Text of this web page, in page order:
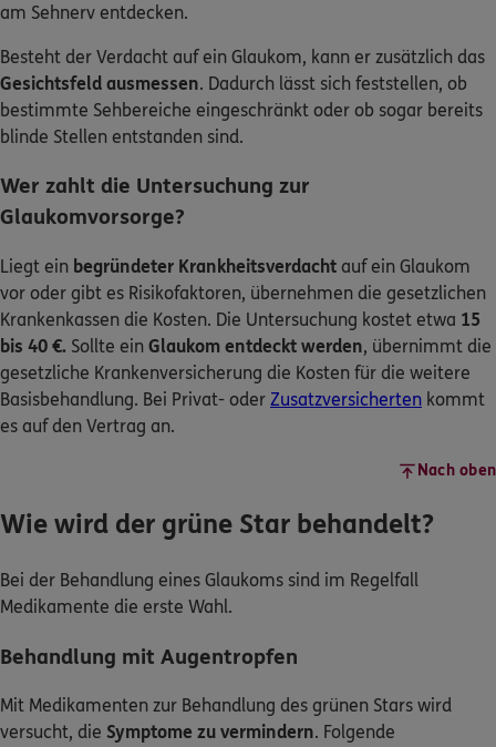
am Sehnerv entdecken.
Besteht der Verdacht auf ein Glaukom, kann er zusätzlich das
Gesichtsfeld ausmessen. Dadurch lässt sich feststellen, ob
bestimmte Sehbereiche eingeschränkt oder ob sogar bereits
blinde Stellen entstanden sind.
Wer zahlt die Untersuchung zur
Glaukomvorsorge?
Liegt ein begründeter Krankheitsverdacht auf ein Glaukom
vor oder gibt es Risikofaktoren, übernehmen die gesetzlichen
Krankenkassen die Kosten. Die Untersuchung kostet etwa 15
bis 40 €. Sollte ein Glaukom entdeckt werden, übernimmt die
gesetzliche Krankenversicherung die Kosten für die weitere
Basisbehandlung. Bei Privat- oder Zusatzversicherten kommt
es auf den Vertrag an.
Nach oben
Wie wird der grüne Star behandelt?
Bei der Behandlung eines Glaukoms sind im Regelfall
Medikamente die erste Wahl.
Behandlung mit Augentropfen
Mit Medikamenten zur Behandlung des grünen Stars wird
versucht, die Symptome zu vermindern. Folgende